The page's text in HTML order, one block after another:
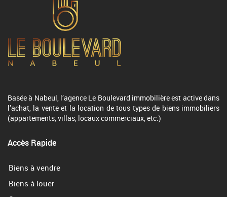
Basée à Nabeul, l’agence Le Boulevard immobilière est active dans
l’achat, la vente et la location de tous types de biens immobiliers
(appartements, villas, locaux commerciaux, etc.)
Accès Rapide
Biens à vendre
Biens à louer